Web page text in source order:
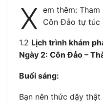
X em thêm:
Côn Đảo tự túc
1.2 Lịch trình khám
Ngày 2: Côn Đảo –
Buổi sáng:
Bạn nên thức dậy